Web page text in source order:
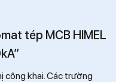
tép MCB HIMEL
công khai.Các trường